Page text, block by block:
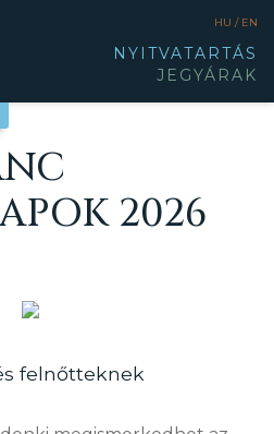
HU / EN
NYITVATARTÁS
JEGYÁRAK
2026
felnőtteknek